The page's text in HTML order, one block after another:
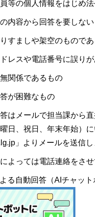
等の個人情報をはじめ
内容から回答を要しな
すましや架空のもので
レスや電話番号に誤り
関係であるもの
が困難なもの
はメールで担当課から
曜日、祝日、年末年始）
」よりメールを送信
よっては電話連絡をさ
る自動回答（AIチャッ